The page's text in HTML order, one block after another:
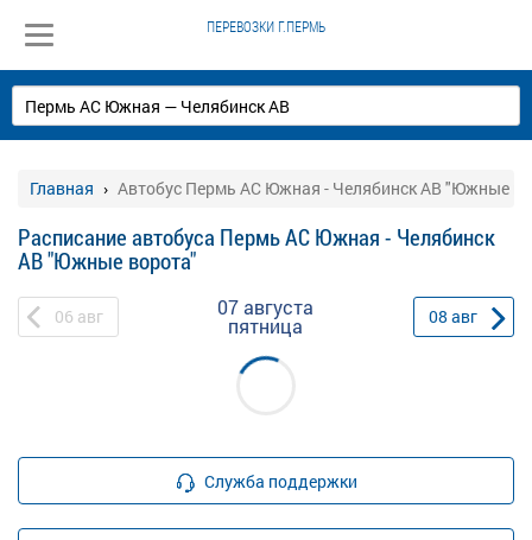
ПЕРЕВОЗКИ Г.ПЕРМЬ
Главная Автобус Пермь АС Южная - Челябинск АВ "Южные
Расписание автобуса Пермь АС Южная - Челябинск
АВ "Южные ворота"
06 авг 07 августа
пятница 08 авг
Служба поддержки